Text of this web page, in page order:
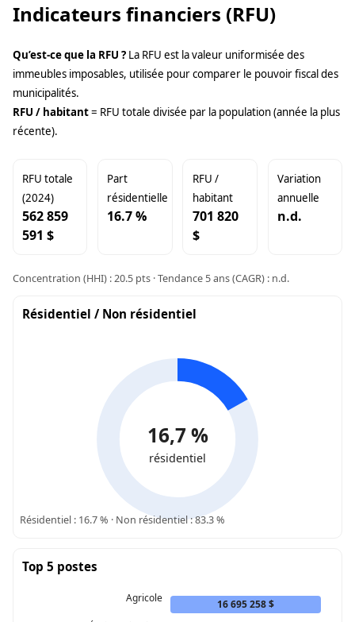
Indicateurs financiers (RFU)
Qu’est-ce que la RFU ? La RFU est la valeur uniformisée des
immeubles imposables, utilisée pour comparer le pouvoir fiscal des
municipalités.
RFU / habitant= RFU totale divisée par la population (année la plus
récente).
RFU totale
(2024)
562 859
591 $
Part
résidentielle
16.7 %
RFU /
habitant
701 820
$
Variation
annuelle
n.d.
Concentration (HHI) : 20.5 pts · Tendance 5 ans (CAGR) : n.d.
Résidentiel / Non résidentiel
16,7 %
résidentiel
Résidentiel : 16.7 % · Non résidentiel : 83.3 %
Top 5 postes
Agricole
16 695 258 $